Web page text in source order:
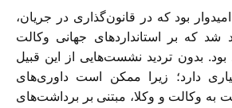
بود که در قانون‌گذاری در جریان،
شد که بر استانداردهای جهانی وکالت
بدون تردید نشست‌هایی از این قبیل
دارد؛ زیرا ممکن است داوری‌های
به وکالت و وکلا، مبتنی بر برداشت‌های